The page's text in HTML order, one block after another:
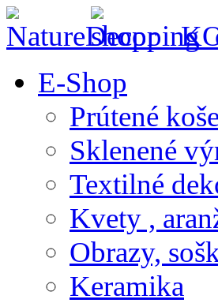
E-Shop
Prútené
Sklenené
Textilné
Kvety ,
Obrazy,
Keramika